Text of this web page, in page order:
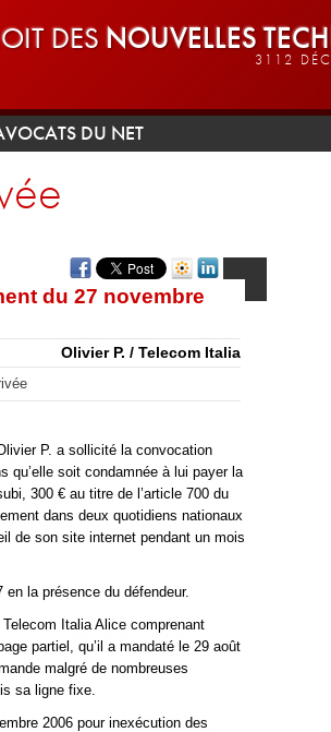
DES NOUVELLES
3112
DU NET
du 27 novembre
Olivier P. / Telecom Italia
P. a sollicité la convocation
qu’elle soit condamnée à lui payer la
300 € au titre de l’article 700 du
dans deux quotidiens nationaux
de son site internet pendant un mois
en la présence du défendeur.
Italia Alice comprenant
partiel, qu’il a mandaté le 29 août
malgré de nombreuses
sa ligne fixe.
2006 pour inexécution des